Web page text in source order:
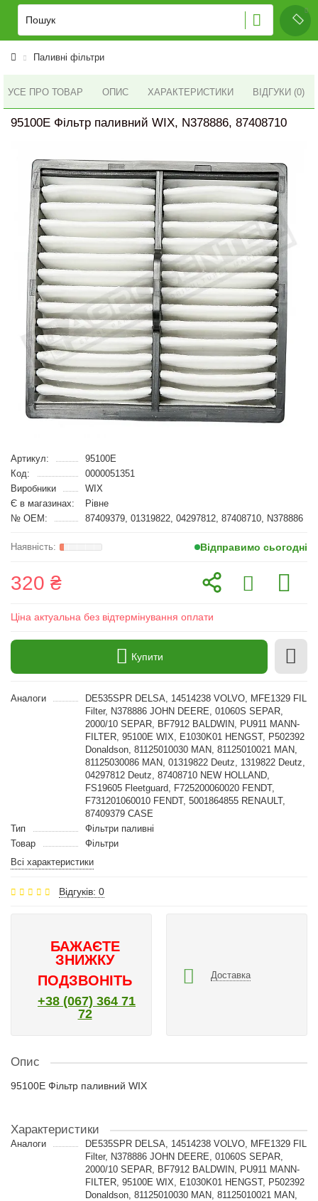
Паливні фільтри
УСЕ ПРО ТОВАР ОПИС ХАРАКТЕРИСТИКИ ВІДГУКИ (0)
95100E Фільтр паливний WIX, N378886, 87408710
Артикул:
95100E
Код:
0000051351
Виробники
WIX
Є в магазинах:
Рівне
№ OEM:
87409379, 01319822, 04297812, 87408710, N378886
Відправимо сьогодні
320 ₴
Ціна актуальна без відтермінування оплати
Купити
Аналоги
DE535SPR DELSA, 14514238 VOLVO, MFE1329 FIL
Filter, N378886 JOHN DEERE, 01060S SEPAR,
2000/10 SEPAR, BF7912 BALDWIN, PU911 MANN-
FILTER, 95100E WIX, E1030K01 HENGST, P502392
Donaldson, 81125010030 MAN, 81125010021 MAN,
81125030086 MAN, 01319822 Deutz, 1319822 Deutz,
04297812 Deutz, 87408710 NEW HOLLAND,
FS19605 Fleetguard, F725200060020 FENDT,
F731201060010 FENDT, 5001864855 RENAULT,
87409379 CASE
Тип
Фільтри паливні
Товар
Фільтри
Всі характеристики
Відгуків: 0
БАЖАЄТЕ
ЗНИЖКУ
ПОДЗВОНІТЬ
+38 (067) 364 71
72
Доставка
Опис
95100E Фільтр паливний WIX
Характеристики
Аналоги
DE535SPR DELSA, 14514238 VOLVO, MFE1329 FIL
Filter, N378886 JOHN DEERE, 01060S SEPAR,
2000/10 SEPAR, BF7912 BALDWIN, PU911 MANN-
FILTER, 95100E WIX, E1030K01 HENGST, P502392
Donaldson, 81125010030 MAN, 81125010021 MAN,